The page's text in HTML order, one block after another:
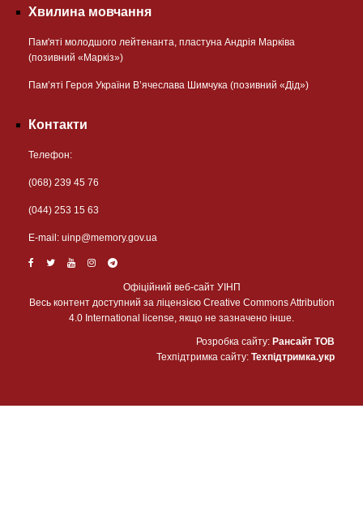
Хвилина мовчання
Пам'яті молодшого лейтенанта, пластуна Андрія Марківа
(позивний «Маркіз»)
Пам’яті Героя України В’ячеслава Шимчука (позивний «Дід»)
Контакти
Телефон:
(068) 239 45 76
(044) 253 15 63
Е-mail: uinp@memory.gov.ua
Офіційний веб-сайт УІНП
Весь контент доступний за ліцензією Creative Commons Attribution
4.0 International license, якщо не зазначено інше.
Розробка сайту: Рансайт ТОВ
Техпідтримка сайту: Техпідтримка.укр